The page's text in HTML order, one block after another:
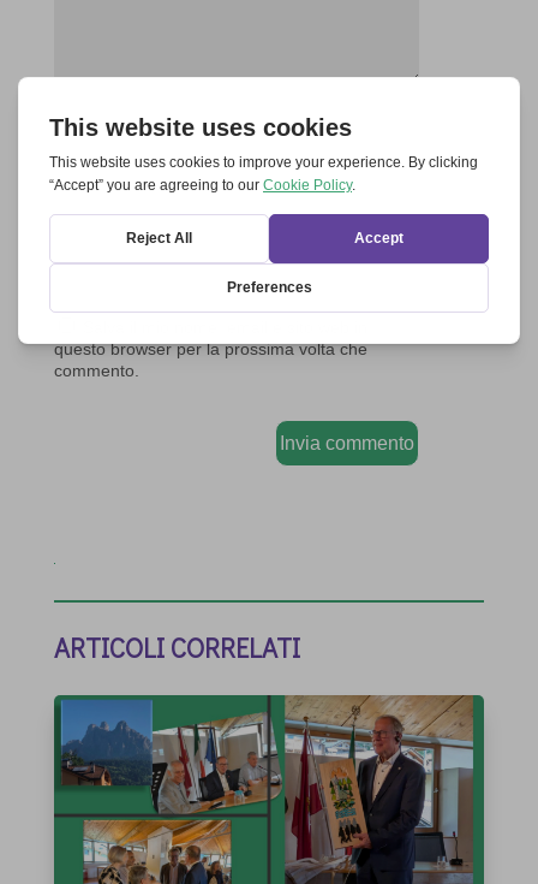
questo browser per la prossima volta che
commento.
Invia commento
ARTICOLI CORRELATI